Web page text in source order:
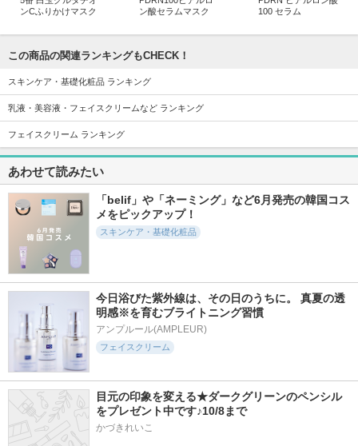
ンCふりかけマスク
ン酸セラムマスク
100 セラム
5.2
1668件
ビタミン10ポアスト
リクスセラムマスク
エリクシール レチ
エリクシール
薬用しみ 集中対策
ホワイトトリュフフ
ァーストスプレーセ
ラム
d'Alba(ダルバ)
4.7
513件
まつげ美容液リッチ
プラス
セザンヌ
5.0
10713件
ラッシュジェリード
この商品の関連ランキングもCHECK！
スキンケア・基礎化粧品 ランキング
乳液・美容液・フェイスクリームなど ランキング
フェイスクリーム ランキング
あわせて読みたい
「belif」や「ネーミング」など6月発売の韓国コス
メをピックアップ！
スキンケア・基礎化粧品
今日浴びた紫外線は、その日のうちに。 真夏の透
明感※を育むブライトニング習慣
アンプルール(AMPLEUR)
フェイスクリーム
目元の印象を変える★ダークグリーンのペンシル
をプレゼント中です♪10/8まで
かづきれいこ